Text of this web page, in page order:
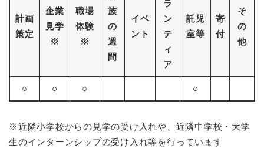
計画
策定
企業
見学
※
職場
体験
※
族
の
週
間
イベ
ント
ラ
ン
テ
ィ
ア
託児
室等
寄
付
そ
の
他
○ ○ ○ ○
※近隣小学校からの見学の受け入れや、近隣中学校・大学
生のインターンシップの受け入れ等を行っています